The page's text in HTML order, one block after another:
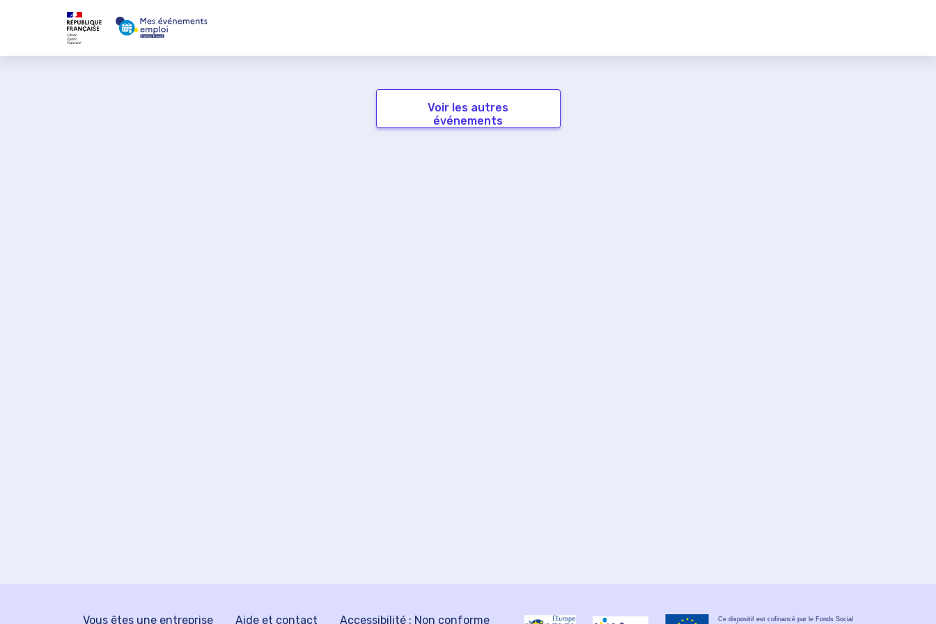
Voir les autres
événements
Vous êtes une entreprise Aide et contact Accessibilité : Non conforme
Ce dispositif est cofinancé par le Fonds Social